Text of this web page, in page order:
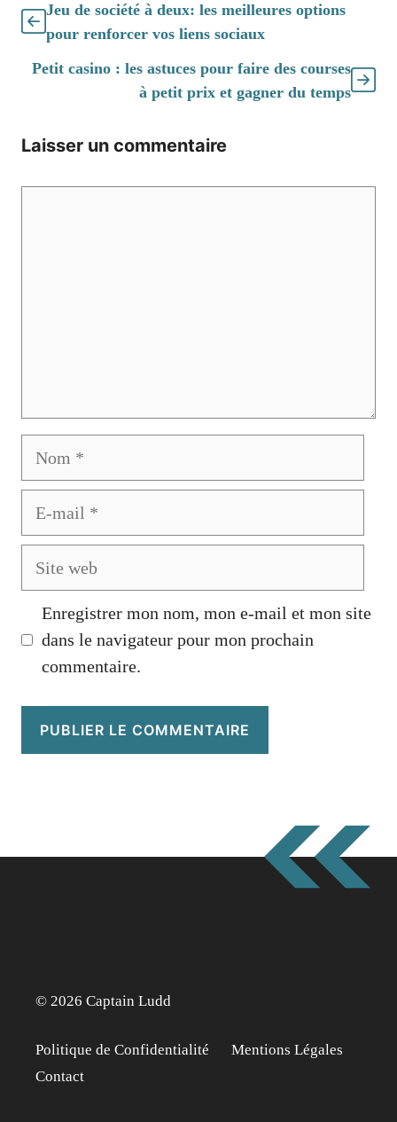
Jeu de société à deux: les meilleures options
pour renforcer vos liens sociaux
Petit casino : les astuces pour faire des courses
à petit prix et gagner du temps
Laisser un commentaire
Enregistrer mon nom, mon e-mail et mon site
dans le navigateur pour mon prochain
commentaire.
© 2026 Captain Ludd
Politique de Confidentialité
Mentions Légales
Contact